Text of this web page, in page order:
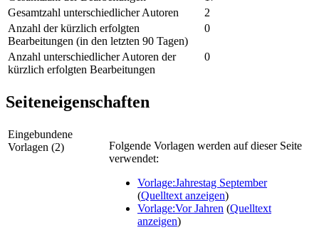
Gesamtzahl unterschiedlicher Autoren
2
Anzahl der kürzlich erfolgten
Bearbeitungen (in den letzten 90 Tagen)
0
Anzahl unterschiedlicher Autoren der
kürzlich erfolgten Bearbeitungen
0
Seiteneigenschaften
Eingebundene
Vorlagen (2)
Folgende Vorlagen werden auf dieser Seite
verwendet:
Vorlage:Jahrestag September
(Quelltext anzeigen)
Vorlage:Vor Jahren (Quelltext
anzeigen)